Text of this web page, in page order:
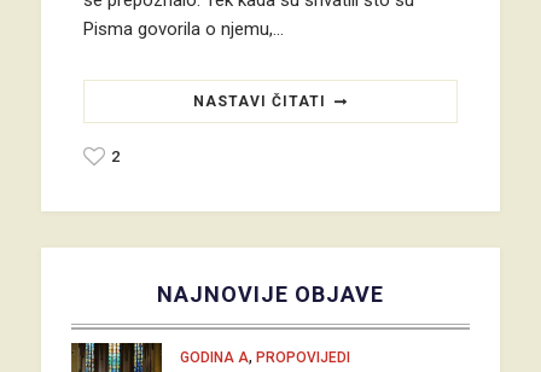
Pisma govorila o njemu,…
NASTAVI ČITATI
2
NAJNOVIJE OBJAVE
GODINA A, PROPOVIJEDI